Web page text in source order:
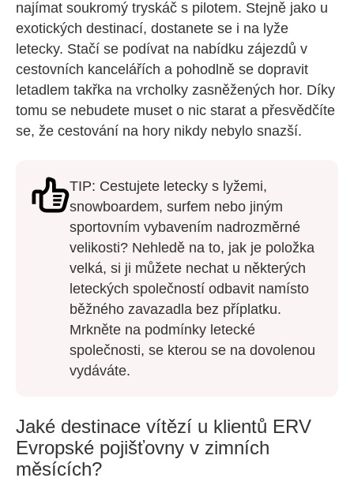
najímat soukromý tryskáč s pilotem. Stejně jako u
exotických destinací, dostanete se i na lyže
letecky. Stačí se podívat na nabídku zájezdů v
cestovních kancelářích a pohodlně se dopravit
letadlem takřka na vrcholky zasněžených hor. Díky
tomu se nebudete muset o nic starat a přesvědčíte
se, že cestování na hory nikdy nebylo snazší.
TIP: Cestujete letecky s lyžemi,
snowboardem, surfem nebo jiným
sportovním vybavením nadrozměrné
velikosti? Nehledě na to, jak je položka
velká, si ji můžete nechat u některých
leteckých společností odbavit namísto
běžného zavazadla bez příplatku.
Mrkněte na podmínky letecké
společnosti, se kterou se na dovolenou
vydáváte.
Jaké destinace vítězí u klientů ERV
Evropské pojišťovny v zimních
měsících?